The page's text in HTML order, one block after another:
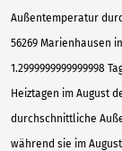
Außentemperatur
56269 Marienhausen
1.2999999999999998
Heiztagen im August
durchschnittliche
während sie im August